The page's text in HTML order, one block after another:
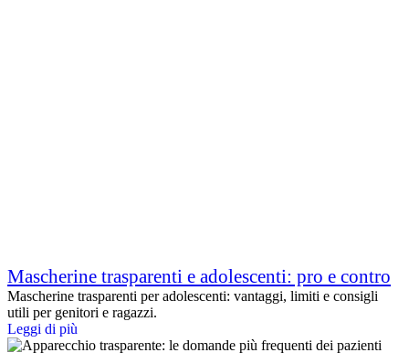
Mascherine trasparenti e adolescenti: pro e contro
Mascherine trasparenti per adolescenti: vantaggi, limiti e consigli
utili per genitori e ragazzi.
Leggi di più